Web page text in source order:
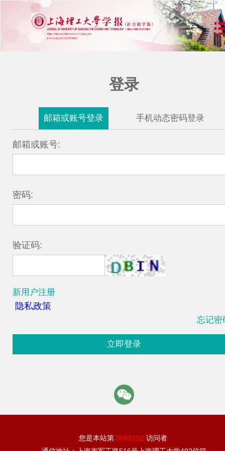
登录
邮箱或账号登录 手机动态密码登录
邮箱或账号:
密码:
验证码:
新用户注册
隐私政策
忘记密
立即登录
您是本站第3069192 访问者